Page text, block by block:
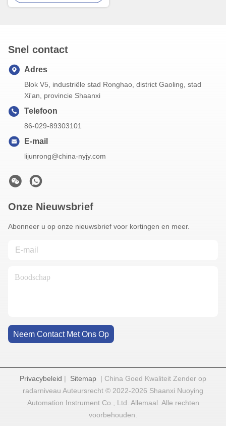
Hoogtemperatuur Hoogdruk
Snel contact
Adres
Blok V5, industriële stad Ronghao, district Gaoling, stad
Xi'an, provincie Shaanxi
Telefoon
86-029-89303101
E-mail
lijunrong@china-nyjy.com
Onze Nieuwsbrief
Abonneer u op onze nieuwsbrief voor kortingen en meer.
Neem Contact Met Ons Op
Privacybeleid | Sitemap | China Goed Kwaliteit Zender op
radarniveau Auteursrecht © 2022-2026 Shaanxi Nuoying
Automation Instrument Co., Ltd. Allemaal. Alle rechten
voorbehouden.